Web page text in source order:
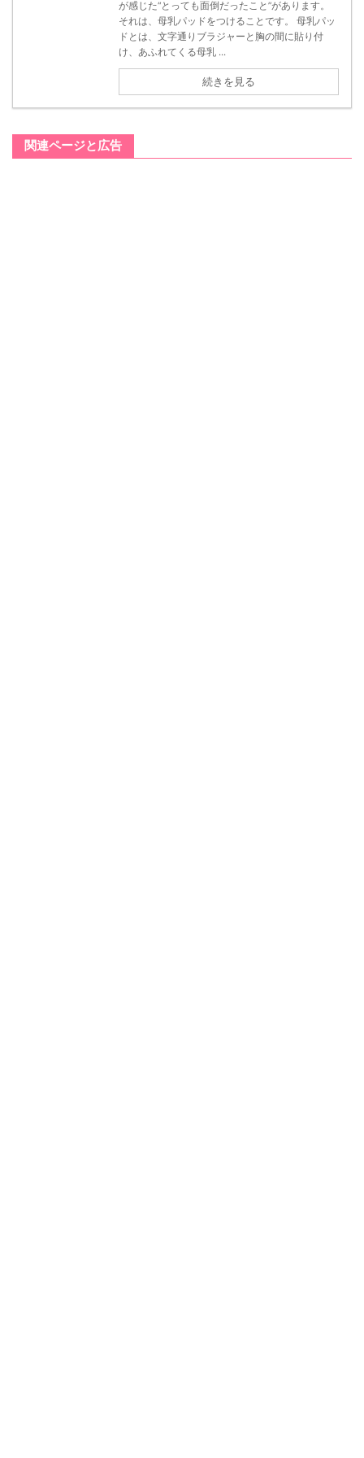
が感じた“とっても面倒だったこと”があります。
それは、母乳パッドをつけることです。 母乳パッ
ドとは、文字通りブラジャーと胸の間に貼り付
け、あふれてくる母乳 ...
続きを見る
関連ページと広告